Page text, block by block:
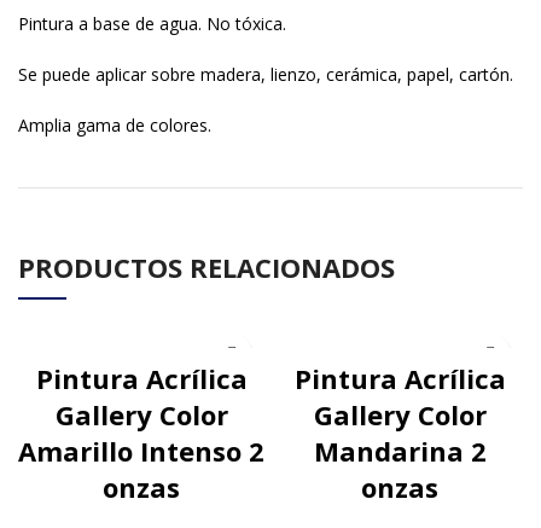
Pintura a base de agua. No tóxica.
Se puede aplicar sobre madera, lienzo, cerámica, papel, cartón.
Amplia gama de colores.
PRODUCTOS RELACIONADOS
Pintura Acrílica
Gallery Color
Amarillo Intenso 2
onzas
Pintura Acrílica
Gallery Color
Mandarina 2
onzas